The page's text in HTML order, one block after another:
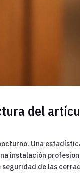
del
Una
instalación
de las